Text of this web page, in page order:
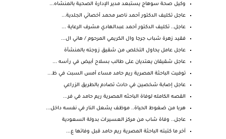
وكيل صحة سوهاج يستبعد مدير الإدارة الصحية بالمنشاه...
عاجل تكليف الدكتور أحمد ناصر محمد أخصائي الجلدية...
عاجل.. تكليف الدكتور أحمد عبدالهادي مشرف الرعاية ...
فقيد زهرة شباب جرجا وال الكريمي المرحوم / هاني ال...
عاجل عامل يحاول التخلص من شقيق زوجته بالمنشأة
عاجل شقيقان يعتديان على طالب بسلاح أبيض في رأسه ...
توفيت الباحثة المصرية ريم حامد مساء أمس السبت في ظ...
عاجل إصابة شخصين في حادث تصادم بالطريق الزراعي
القصه الكامله لوفاة الباحثه المصرية ريم حامد في فر...
هربا من ضغوط الحياة.. موظف يشعل النار في نفسه داخل...
عاجل.. وفاة شاب من مركز العسيرات بدولة السعودية
آخر ما كتبته الباحثة المصرية ريم حامد قبل وفاتها ع...